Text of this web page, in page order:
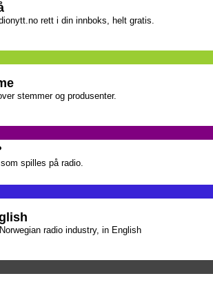
rett i din innboks, helt gratis.
stemmer og produsenter.
spilles på radio.
radio industry, in English